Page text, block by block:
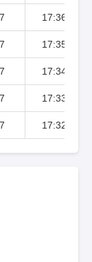
17:36
17:35
17:34
17:33
17:32